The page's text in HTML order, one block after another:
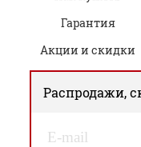
Гарантия
Акции и скидки
Распродажи,